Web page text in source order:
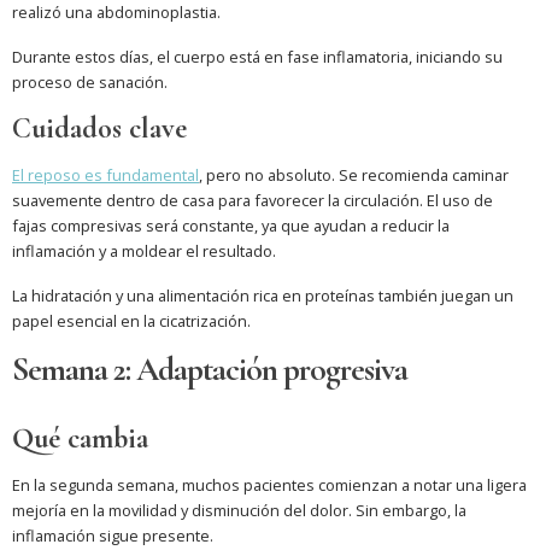
realizó una abdominoplastia.
Durante estos días, el cuerpo está en fase inflamatoria, iniciando su
proceso de sanación.
Cuidados clave
El reposo es fundamental, pero no absoluto. Se recomienda caminar
suavemente dentro de casa para favorecer la circulación. El uso de
fajas compresivas será constante, ya que ayudan a reducir la
inflamación y a moldear el resultado.
La hidratación y una alimentación rica en proteínas también juegan un
papel esencial en la cicatrización.
Semana 2: Adaptación progresiva
Qué cambia
En la segunda semana, muchos pacientes comienzan a notar una ligera
mejoría en la movilidad y disminución del dolor. Sin embargo, la
inflamación sigue presente.